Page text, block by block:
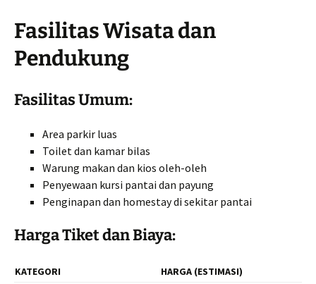
Fasilitas Wisata dan
Pendukung
Fasilitas Umum:
Area parkir luas
Toilet dan kamar bilas
Warung makan dan kios oleh-oleh
Penyewaan kursi pantai dan payung
Penginapan dan homestay di sekitar pantai
Harga Tiket dan Biaya:
KATEGORI
HARGA (ESTIMASI)